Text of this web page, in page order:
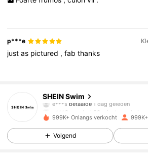
p***e
justas pictured ,fabthanks
SHEIN Swim
e***sbetaalde
p***9 gevolgd 30 minuten geleden
999K+ Onlangs verkocht
Volgend